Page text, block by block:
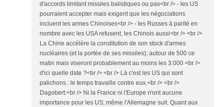
d'accords limitant missiles balistiques ou pas<br /> - les US
pourraient accepter mais exigent que les négociations
incluent les armes Chinoises<br /> - les Russes à parité en
nombre avec les USA refusent, les Chinois aussi<br /> <br />
La Chine accélère la constitution de son stock d'armes
nucléaires (et la portée de ses missiles); autour de 500 ce
matin mais viseront probablement au moins les 3.000 <br />
d'ici quelle date ?<br /> <br /> Là c'est les US qui sont
palichons : le temps travaille contre eux.<br /> <br />
Dagobert:<br /> Ni la France ni l'Europe n'ont aucune
importance pour les US; même l'Allemagne suit. Quant aux